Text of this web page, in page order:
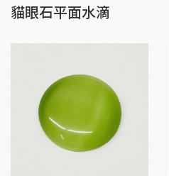
貓眼石平面水滴